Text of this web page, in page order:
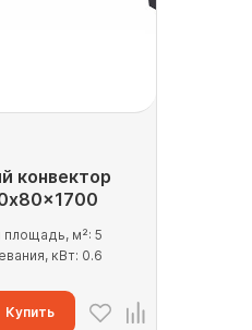
конвектор
м²: 5
кВт: 0.6
Купить